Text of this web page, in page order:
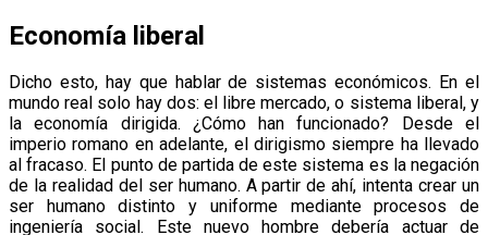
Economía liberal
Dicho esto, hay que hablar de sistemas económicos. En el
mundo real solo hay dos: el libre mercado, o sistema liberal, y
la economía dirigida. ¿Cómo han funcionado? Desde el
imperio romano en adelante, el dirigismo siempre ha llevado
al fracaso. El punto de partida de este sistema es la negación
de la realidad del ser humano. A partir de ahí, intenta crear un
ser humano distinto y uniforme mediante procesos de
ingeniería social. Este nuevo hombre debería actuar de